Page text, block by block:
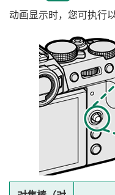
动画显示时，您可执行